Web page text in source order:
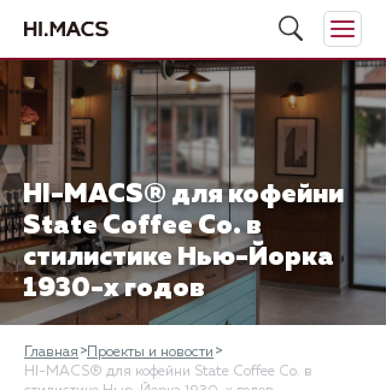
HI-MACS® для кофейни
State Coffee Co. в
стилистике Нью-Йорка
1930-х годов
Главная
Проекты и новости
HI-MACS® для кофейни State Coffee Co. в